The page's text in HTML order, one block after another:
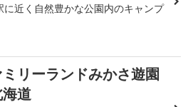
に近く自然豊かな公園内のキャンプ
ミリーランドみかさ遊園
海道